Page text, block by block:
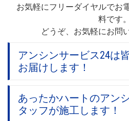
お気軽にフリーダイヤルでお
料です。
どうぞ、お気軽にお問
アンシンサービス24は
お届けします！
あったかハートのアン
タッフが施工します！